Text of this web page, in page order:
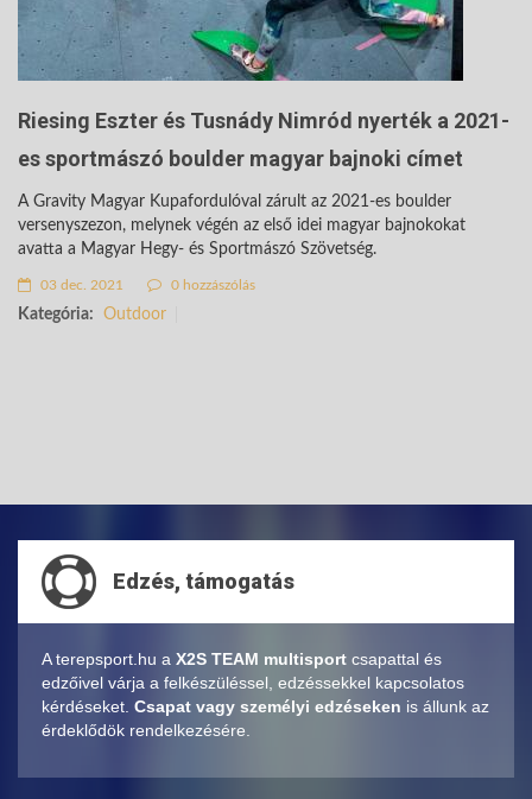
Riesing Eszter és Tusnády Nimród nyerték a 2021-
es sportmászó boulder magyar bajnoki címet
A Gravity Magyar Kupafordulóval zárult az 2021-es boulder
versenyszezon, melynek végén az első idei magyar bajnokokat
avatta a Magyar Hegy- és Sportmászó Szövetség.
03 dec. 2021 0 hozzászólás
Kategória: Outdoor
Edzés, támogatás
A terepsport.hu a X2S TEAM multisport csapattal és
edzőivel várja a felkészüléssel, edzéssekkel kapcsolatos
kérdéseket. Csapat vagy személyi edzéseken is állunk az
érdeklődök rendelkezésére.